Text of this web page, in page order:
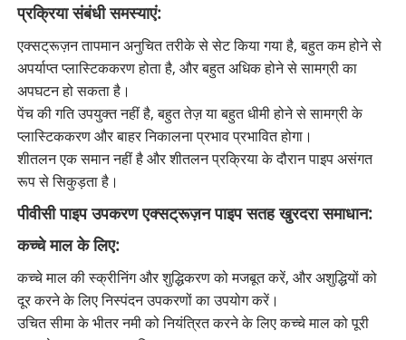
प्रक्रिया संबंधी समस्याएं:
एक्सट्रूज़न तापमान अनुचित तरीके से सेट किया गया है, बहुत कम होने से
अपर्याप्त प्लास्टिककरण होता है, और बहुत अधिक होने से सामग्री का
अपघटन हो सकता है।
पेंच की गति उपयुक्त नहीं है, बहुत तेज़ या बहुत धीमी होने से सामग्री के
प्लास्टिककरण और बाहर निकालना प्रभाव प्रभावित होगा।
शीतलन एक समान नहीं है और शीतलन प्रक्रिया के दौरान पाइप असंगत
रूप से सिकुड़ता है।
पीवीसी पाइप उपकरण एक्सट्रूज़न पाइप सतह खुरदरा समाधान:
कच्चे माल के लिए:
कच्चे माल की स्क्रीनिंग और शुद्धिकरण को मजबूत करें, और अशुद्धियों को
दूर करने के लिए निस्पंदन उपकरणों का उपयोग करें।
उचित सीमा के भीतर नमी को नियंत्रित करने के लिए कच्चे माल को पूरी